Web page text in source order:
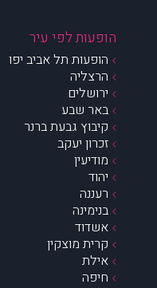
הופעות לפי עיר
הופעות תל אביב יפו
הרצליה
ירושלים
באר שבע
קיבוץ גבעת ברנר
זכרון יעקב
מודיעין
יהוד
רעננה
בנימינה
אשדוד
קרית מוצקין
אילת
חיפה